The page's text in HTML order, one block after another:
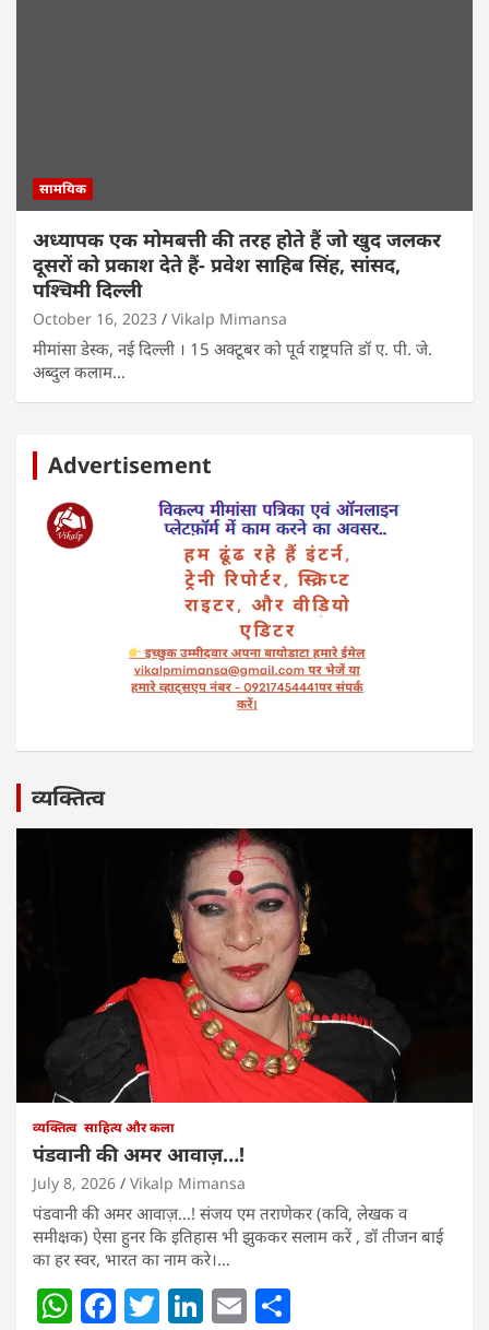
सामयिक
अध्यापक एक मोमबत्ती की तरह होते हैं जो खुद जलकर
दूसरों को प्रकाश देते हैं- प्रवेश साहिब सिंह, सांसद,
पश्चिमी दिल्ली
October 16, 2023 Vikalp Mimansa
मीमांसा डेस्क, नई दिल्ली । 15 अक्टूबर को पूर्व राष्ट्रपति डॉ ए. पी. जे.
अब्दुल कलाम…
Advertisement
व्यक्तित्व
व्यक्तित्व साहित्य और कला
पंडवानी की अमर आवाज़…!
July 8, 2026 Vikalp Mimansa
पंडवानी की अमर आवाज़…! संजय एम तराणेकर (कवि, लेखक व
समीक्षक) ऐसा हुनर कि इतिहास भी झुककर सलाम करें , डॉ तीजन बाई
का हर स्वर, भारत का नाम करे।…
W F T Li E